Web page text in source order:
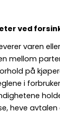
ved
varen
mellom
på
i
heve avtalen